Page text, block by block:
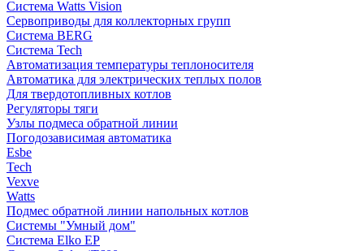
Система Watts Vision
Сервоприводы для коллекторных групп
Система BERG
Система Tech
Автоматизация температуры теплоносителя
Автоматика для электрических теплых полов
Для твердотопливных котлов
Регуляторы тяги
Узлы подмеса обратной линии
Погодозависимая автоматика
Esbe
Tech
Vexve
Watts
Подмес обратной линии напольных котлов
Системы "Умный дом"
Система Elko EP